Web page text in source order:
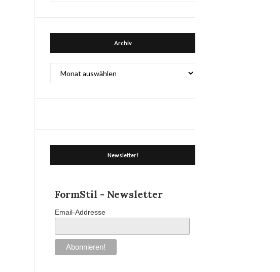
Archiv
Newsletter!
FormStil - Newsletter
Email-Addresse